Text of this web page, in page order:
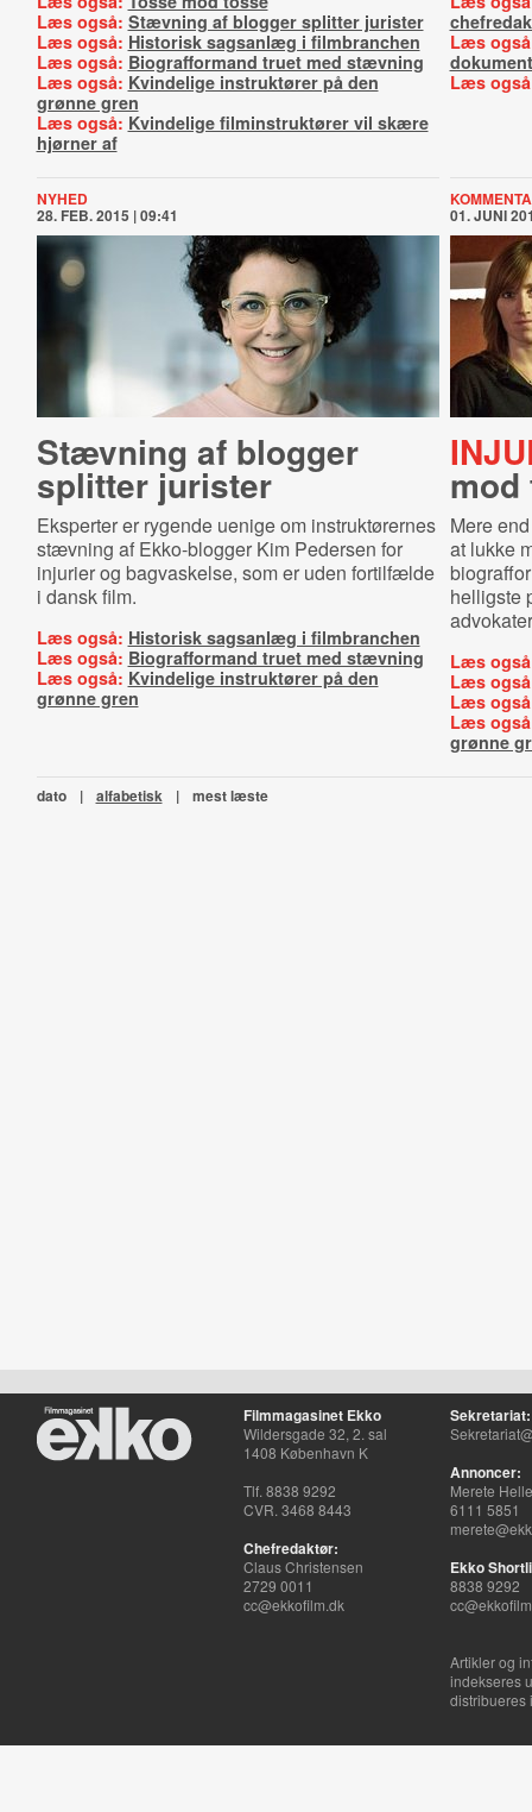
Læs også: Stævning af blogger splitter jurister
Læs også: Historisk sagsanlæg i filmbranchen
Læs også: Biografformand truet med stævning
Læs også: Kvindelige instruktører på den
grønne gren
Læs også: Kvindelige filminstruktører vil skære
hjørner af
Læs
Læs
NYHED
28. FEB. 2015 | 09:41
Stævning af blogger
splitter jurister
Eksperter er rygende uenige om instruktørernes
stævning af Ekko-blogger Kim Pedersen for
injurier og bagvaskelse, som er uden fortilfælde
i dansk film.
Læs også: Historisk sagsanlæg i filmbranchen
Læs også: Biografformand truet med stævning
Læs også: Kvindelige instruktører på den
grønne gren
01. JUNI
mod
Mere
at lukke
helligste
Læs
Læs
Læs
Læs
grønne
dato | alfabetisk | mest læste
Filmmagasinet Ekko
Wildersgade 32, 2. sal
1408 København K
Tlf. 8838 9292
CVR. 3468 8443
Chefredaktør:
Claus Christensen
2729 0011
cc@ekkofilm.dk
Sekretariat:
Annoncer:
Merete
6111 5851
Ekko
8838 9292
Artikler og
indekseres
distribueres